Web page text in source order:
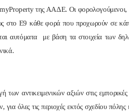
της ΑΑΔΕ. Οι φορολογούμενοι,
στο Ε9 κάθε φορά που προχωρούν σε
αυτόματα με βάση τα στοιχεία των
αντικειμενικών αξιών στις
όλες τις περιοχές εκτός σχεδίου